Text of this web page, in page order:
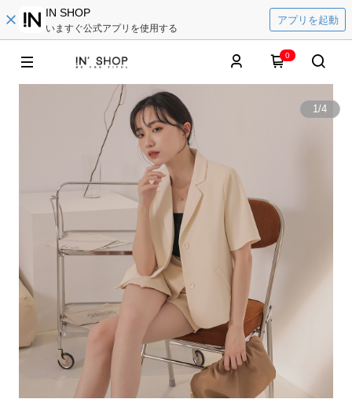
IN SHOP
いますぐ公式アプリを使用する
アプリを起動
0
1/4